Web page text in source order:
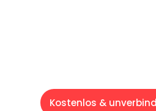
Kostenlos &